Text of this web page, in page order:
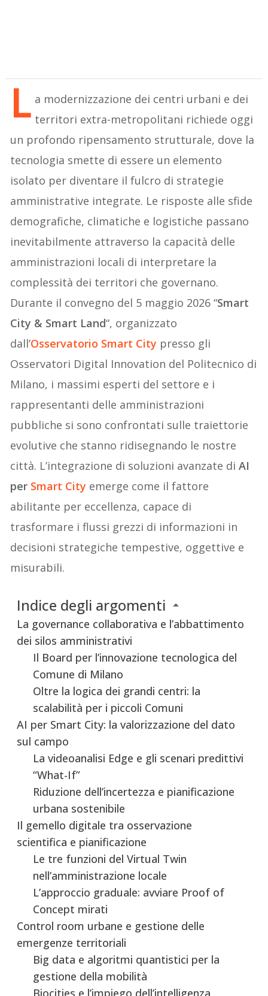
L a modernizzazione dei centri urbani e dei
territori extra-metropolitani richiede oggi
un profondo ripensamento strutturale, dove la
tecnologia smette di essere un elemento
isolato per diventare il fulcro di strategie
amministrative integrate. Le risposte alle sfide
demografiche, climatiche e logistiche passano
inevitabilmente attraverso la capacità delle
amministrazioni locali di interpretare la
complessità dei territori che governano.
Durante il convegno del 5 maggio 2026 “Smart
City & Smart Land“, organizzato
dall’Osservatorio Smart City presso gli
Osservatori Digital Innovation del Politecnico di
Milano, i massimi esperti del settore e i
rappresentanti delle amministrazioni
pubbliche si sono confrontati sulle traiettorie
evolutive che stanno ridisegnando le nostre
città. L’integrazione di soluzioni avanzate diAI
per Smart City emerge come il fattore
abilitante per eccellenza, capace di
trasformare i flussi grezzi di informazioni in
decisioni strategiche tempestive, oggettive e
misurabili.
Indice degli argomenti
La governance collaborativa e l’abbattimento
dei silos amministrativi
Il Board per l’innovazione tecnologica del
Comune di Milano
Oltre la logica dei grandi centri: la
scalabilità per i piccoli Comuni
AI per Smart City: la valorizzazione del dato
sul campo
La videoanalisi Edge e gli scenari predittivi
“What-If”
Riduzione dell’incertezza e pianificazione
urbana sostenibile
Il gemello digitale tra osservazione
scientifica e pianificazione
Le tre funzioni del Virtual Twin
nell’amministrazione locale
L’approccio graduale: avviare Proof of
Concept mirati
Control room urbane e gestione delle
emergenze territoriali
Big data e algoritmi quantistici per la
gestione della mobilità
Biocities e l’impiego dell’intelligenza